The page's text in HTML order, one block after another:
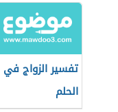
تفسير الزواج في
الحلم